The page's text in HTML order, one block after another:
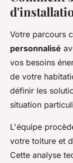
Votre parcours
personnalisé
vos besoins
de votre
définir les
situation
L'équipe
votre toiture et
Cette analyse